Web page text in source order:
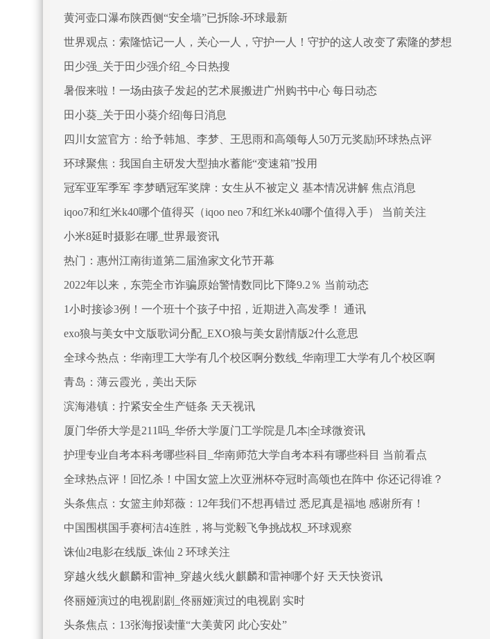
黄河壶口瀑布陕西侧“安全墙”已拆除-环球最新
世界观点：索隆惦记一人，关心一人，守护一人！守护的这人改变了索隆的梦想
田少强_关于田少强介绍_今日热搜
暑假来啦！一场由孩子发起的艺术展搬进广州购书中心 每日动态
田小葵_关于田小葵介绍|每日消息
四川女篮官方：给予韩旭、李梦、王思雨和高颂每人50万元奖励|环球热点评
环球聚焦：我国自主研发大型抽水蓄能“变速箱”投用
冠军亚军季军 李梦晒冠军奖牌：女生从不被定义 基本情况讲解 焦点消息
iqoo7和红米k40哪个值得买（iqoo neo 7和红米k40哪个值得入手） 当前关注
小米8延时摄影在哪_世界最资讯
热门：惠州江南街道第二届渔家文化节开幕
2022年以来，东莞全市诈骗原始警情数同比下降9.2％ 当前动态
1小时接诊3例！一个班十个孩子中招，近期进入高发季！ 通讯
exo狼与美女中文版歌词分配_EXO狼与美女剧情版2什么意思
全球今热点：华南理工大学有几个校区啊分数线_华南理工大学有几个校区啊
青岛：薄云霞光，美出天际
滨海港镇：拧紧安全生产链条 天天视讯
厦门华侨大学是211吗_华侨大学厦门工学院是几本|全球微资讯
护理专业自考本科考哪些科目_华南师范大学自考本科有哪些科目 当前看点
全球热点评！回忆杀！中国女篮上次亚洲杯夺冠时高颂也在阵中 你还记得谁？
头条焦点：女篮主帅郑薇：12年我们不想再错过 悉尼真是福地 感谢所有！
中国围棋国手赛柯洁4连胜，将与党毅飞争挑战权_环球观察
诛仙2电影在线版_诛仙 2 环球关注
穿越火线火麒麟和雷神_穿越火线火麒麟和雷神哪个好 天天快资讯
佟丽娅演过的电视剧剧_佟丽娅演过的电视剧 实时
头条焦点：13张海报读懂“大美黄冈 此心安处”